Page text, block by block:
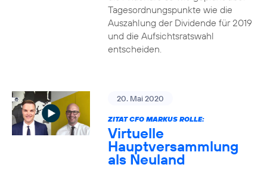
Tagesordnungspunkte wie die
Auszahlung der Dividende für 2019
und die Aufsichtsratswahl
entscheiden.
20. Mai 2020
ZITAT CFO MARKUS ROLLE:
Virtuelle
Hauptversammlung
als Neuland